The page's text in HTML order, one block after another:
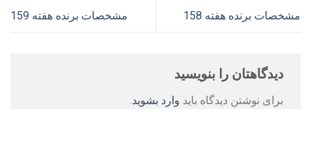
مشخصات برنده هفته 158 مشخصات برنده هفته 159
دیدگاهتان را بنویسید
برای نوشتن دیدگاه باید وارد بشوید